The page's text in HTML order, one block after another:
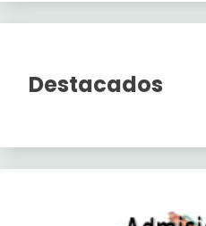
Destacados